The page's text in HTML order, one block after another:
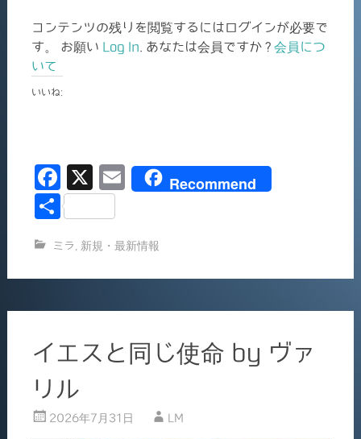
コンテンツの残りを閲覧するにはログインが必要で
す。 お願い Log In . あなたは会員ですか ? 会員につ
いて
いいね:
F
a
e
b
o
k
X
E
l
Recommend
共
ミラ 新規・最新情報
イエスと同じ使命 by ヴァ
リル
2026年7月31日 LM